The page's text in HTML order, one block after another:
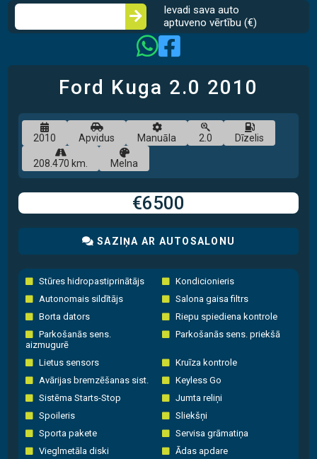
Ievadi sava auto
aptuveno vērtību (€)
Ford Kuga 2.0 2010
2010 Apvidus Manuāla 2.0 Dīzelis
208.470 km. Melna
€6500
SAZIŅA AR AUTOSALONU
Stūres hidropastiprinātājs
Kondicionieris
Autonomais sildītājs
Salona gaisa filtrs
Borta dators
Riepu spiediena kontrole
Parkošanās sens.
aizmugurē
Parkošanās sens. priekšā
Lietus sensors
Kruīza kontrole
Avārijas bremzēšanas sist.
Keyless Go
Sistēma Starts-Stop
Jumta reliņi
Spoileris
Sliekšņi
Sporta pakete
Servisa grāmatiņa
Vieglmetāla diski
Ādas apdare